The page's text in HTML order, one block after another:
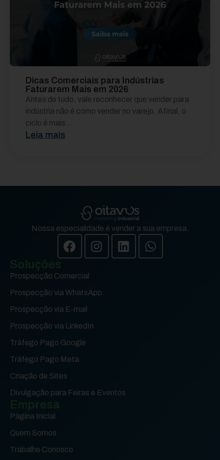
Dicas Comerciais para Indústrias
Faturarem Mais em 2026
Antes de tudo, vale reconhecer que vender para
indústria não é como vender no varejo. Afinal, o
ciclo é mais...
Leia mais
Nossa especialidade é vender a sua empresa.
Prospecção Comercial
Prospecção via WhatsApp
Prospecção via E-mail
Prospecção via LinkedIn
Tráfego Pago Google
Tráfego Pago Meta
Criação de Sites
Divulgação para Feiras e Eventos
Página Inicial
Quem Somos
Trabalhe Conosco